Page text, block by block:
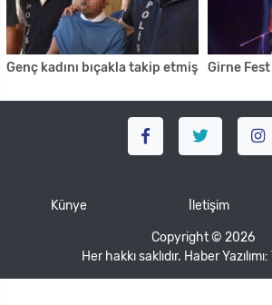
Genç kadını bıçakla takip etmiş Girne
Künye İletişim
Copyright © 2026
Her hakkı saklıdır. Haber Yazılımı: